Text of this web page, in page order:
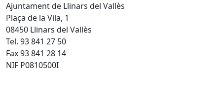
Ajuntament de Llinars del Vallès
Plaça de la Vila, 1
08450 Llinars del Vallès
Tel. 93 841 27 50
Fax 93 841 28 14
NIF P0810500I